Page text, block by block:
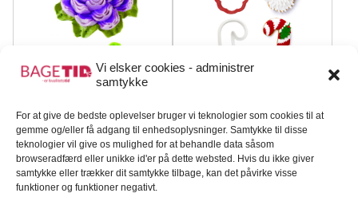
Vi elsker cookies - administrer
samtykke
For at give de bedste oplevelser bruger vi teknologier som cookies til at
gemme og/eller få adgang til enhedsoplysninger. Samtykke til disse
teknologier vil give os mulighed for at behandle data såsom
browseradfærd eller unikke id'er på dette websted. Hvis du ikke giver
samtykke eller trækker dit samtykke tilbage, kan det påvirke visse
funktioner og funktioner negativt.
Decora
39,95DKK
slikstok sæt/2 stk
Decora
34,95DKK